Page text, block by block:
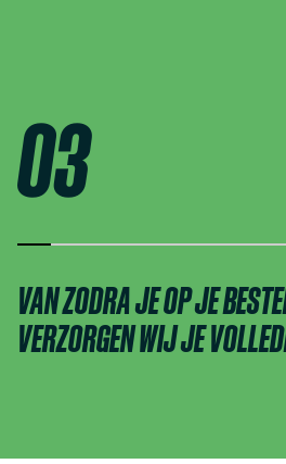
03
VAN ZODRA JE OP JE
VERZORGEN WIJ JE